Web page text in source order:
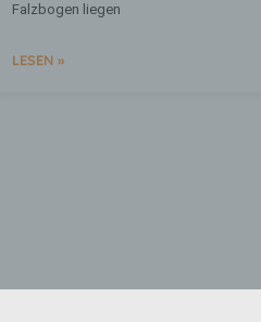
Falzbogen liegen
LESEN »